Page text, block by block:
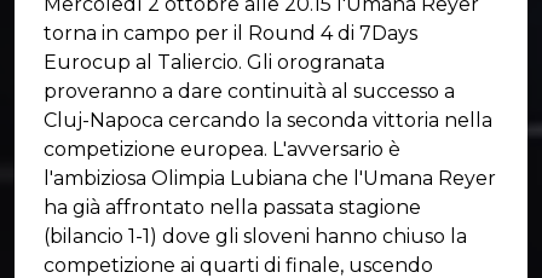
torna in campo per il Round 4 di 7Days
Eurocup al Taliercio. Gli orogranata
proveranno a dare continuità al successo a
Cluj-Napoca cercando la seconda vittoria nella
competizione europea. L'avversario è
l'ambiziosa Olimpia Lubiana che l'Umana Reyer
ha già affrontato nella passata stagione
(bilancio 1-1) dove gli sloveni hanno chiuso la
competizione ai quarti di finale, uscendo